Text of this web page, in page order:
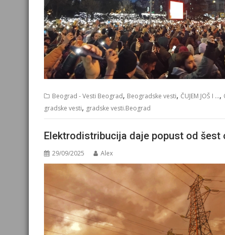
Beograd - Vesti Beograd, Beogradske vesti, ČUJEM JOŠ I ...,
gradske vesti, gradske vesti.Beograd
Elektrodistribucija daje popust od
29/09/2025 Alex